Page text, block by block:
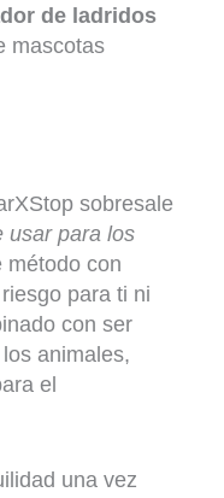
de ladridos
mascotas
sobresale
usar para los
método con
para ti ni
con ser
animales,
el
una vez